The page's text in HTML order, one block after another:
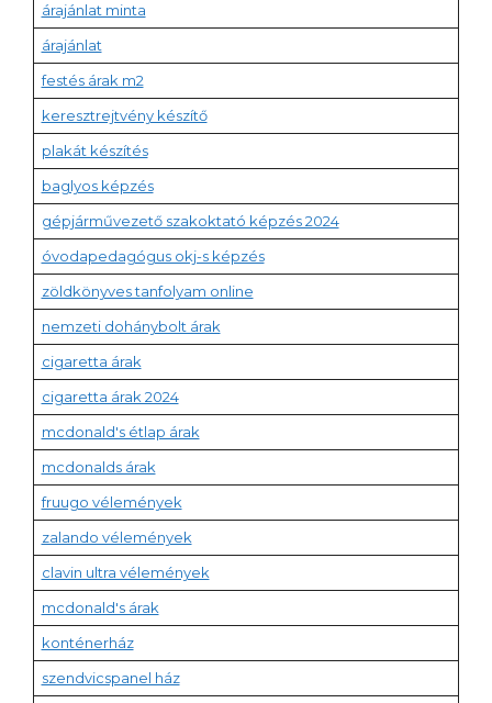
árajánlat minta
árajánlat
festés árak m2
keresztrejtvény készítő
plakát készítés
baglyos képzés
gépjárművezető szakoktató képzés 2024
óvodapedagógus okj-s képzés
zöldkönyves tanfolyam online
nemzeti dohánybolt árak
cigaretta árak
cigaretta árak 2024
mcdonald's étlap árak
mcdonalds árak
fruugo vélemények
zalando vélemények
clavin ultra vélemények
mcdonald's árak
konténerház
szendvicspanel ház